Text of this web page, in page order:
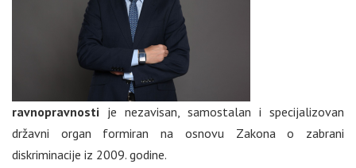
ravnopravnosti je nezavisan, samostalan i specijalizovan
državni organ formiran na osnovu Zakona o zabrani
diskriminacije iz 2009. godine.